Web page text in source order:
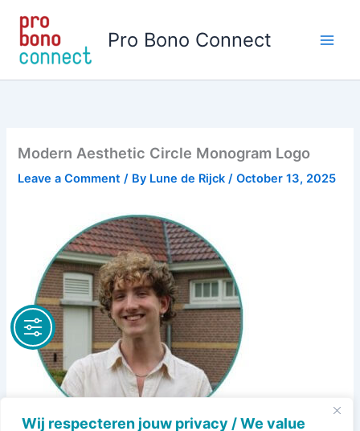
Wij respecteren jouw privacy / We value
content
Pro Bono Connect
Modern Aesthetic Circle Monogram Logo
Leave a Comment / By Lune de Rijck/October 13, 2025